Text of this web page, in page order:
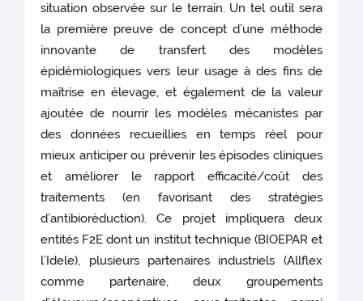
situation observée sur le terrain. Un tel outil sera
la première preuve de concept d’une méthode
innovante de transfert des modèles
épidémiologiques vers leur usage à des fins de
maîtrise en élevage, et également de la valeur
ajoutée de nourrir les modèles mécanistes par
des données recueillies en temps réel pour
mieux anticiper ou prévenir les épisodes cliniques
et améliorer le rapport efficacité/coût des
traitements (en favorisant des stratégies
d’antibioréduction). Ce projet impliquera deux
entités F2E dont un institut technique (BIOEPAR et
l’Idele), plusieurs partenaires industriels (Allflex
comme partenaire, deux groupements